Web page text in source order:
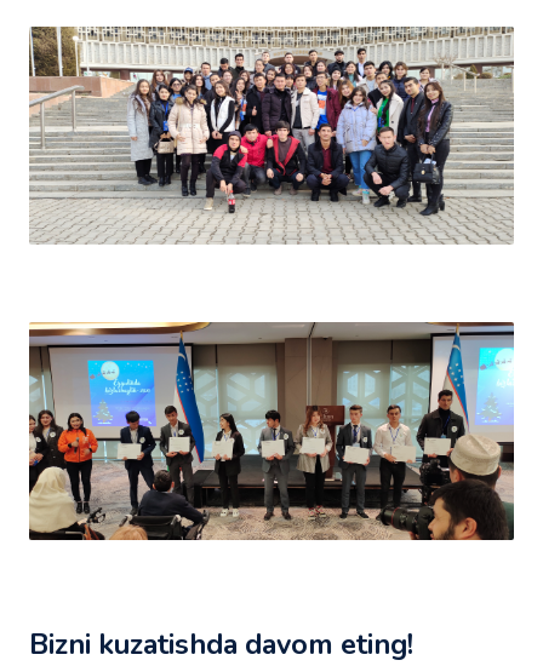
Bizni kuzatishda davom eting!